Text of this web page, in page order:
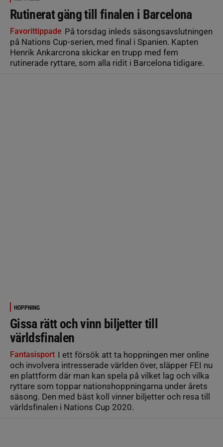
Rutinerat gäng till finalen i Barcelona
Favorittippade På torsdag inleds säsongsavslutningen
på Nations Cup-serien, med final i Spanien. Kapten
Henrik Ankarcrona skickar en trupp med fem
rutinerade ryttare, som alla ridit i Barcelona tidigare.
HOPPNING
Gissa rätt och vinn biljetter till
världsfinalen
Fantasisport I ett försök att ta hoppningen mer online
och involvera intresserade världen över, släpper FEI nu
en plattform där man kan spela på vilket lag och vilka
ryttare som toppar nationshoppningarna under årets
säsong. Den med bäst koll vinner biljetter och resa till
världsfinalen i Nations Cup 2020.